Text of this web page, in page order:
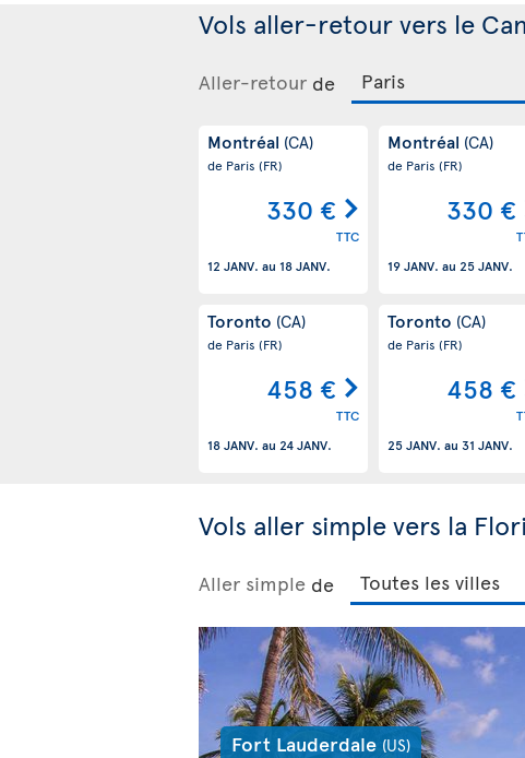
Vols aller-retour vers le
Aller-retour de
Montréal (CA)
de Paris (FR)
330 €
TTC
12 JANV. au 18 JANV.
Montréal (CA)
de Paris (FR)
330 €
19 JANV. au 25 JANV.
Toronto (CA)
de Paris (FR)
458 €
TTC
18 JANV. au 24 JANV.
Toronto (CA)
de Paris (FR)
458 €
25 JANV. au 31 JANV.
Vols aller simple vers la
Aller simple de
Fort Lauderdale (US)